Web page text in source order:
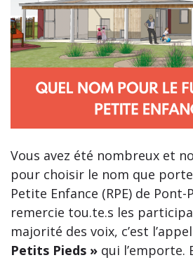
Vous avez été nombreux et
pour choisir le nom que
Petite Enfance (RPE) de
remercie tou.te.s les
majorité des voix, c’est
Petits Pieds » qui l’emporte.